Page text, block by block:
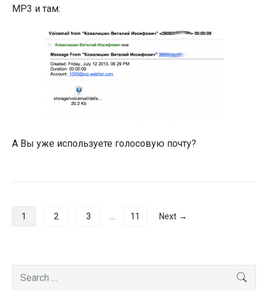
MP3 и там:
А Вы уже используете голосовую почту?
Навигация
по
1 2 3 11 Next →
Sidebar
for: